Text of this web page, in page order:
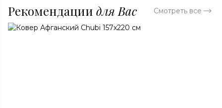
Рекомендации для Вас Смотреть все